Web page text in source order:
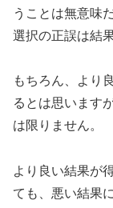
うことは無意味
選択の正誤は結
もちろん、より
るとは思います
は限りません。
より良い結果が
ても、悪い結果